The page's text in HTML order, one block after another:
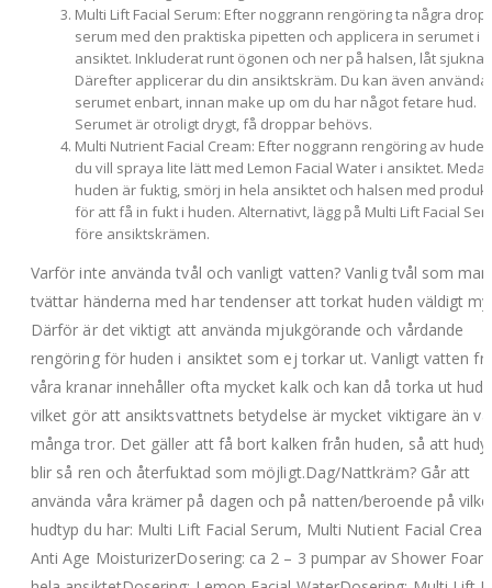
Multi Lift Facial Serum: Efter noggrann rengöring ta några
serum med den praktiska pipetten och applicera in serumet i
ansiktet. Inkluderat runt ögonen och ner på halsen, låt sjukna
Därefter applicerar du din ansiktskräm. Du kan även använda
serumet enbart, innan make up om du har något fetare hud.
Serumet är otroligt drygt, få droppar behövs.
Multi Nutrient Facial Cream: Efter noggrann rengöring av
du vill spraya lite lätt med Lemon Facial Water i ansiktet.
huden är fuktig, smörj in hela ansiktet och halsen med
för att få in fukt i huden. Alternativt, lägg på Multi Lift Facial
före ansiktskrämen.
Varför inte använda tvål och vanligt vatten? Vanlig tvål som man
tvättar händerna med har tendenser att torkat huden väldigt
Därför är det viktigt att använda mjukgörande och vårdande
rengöring för huden i ansiktet som ej torkar ut. Vanligt vatten
våra kranar innehåller ofta mycket kalk och kan då torka ut
vilket gör att ansiktsvattnets betydelse är mycket viktigare än
många tror. Det gäller att få bort kalken från huden, så att
blir så ren och återfuktad som möjligt.Dag/Nattkräm? Går att
använda våra krämer på dagen och på natten/beroende på
hudtyp du har: Multi Lift Facial Serum, Multi Nutient Facial
Anti Age MoisturizerDosering: ca 2 – 3 pumpar av Shower